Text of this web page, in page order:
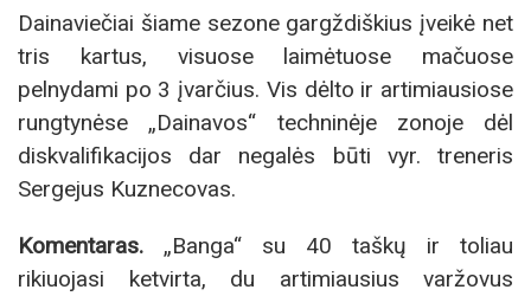
Dainaviečiai šiame sezone gargždiškius įveikė net
tris kartus, visuose laimėtuose mačuose
pelnydami po 3 įvarčius. Vis dėlto ir artimiausiose
rungtynėse „Dainavos“ techninėje zonoje dėl
diskvalifikacijos dar negalės būti vyr. treneris
Sergejus Kuznecovas.
Komentaras. „Banga“ su 40 taškų ir toliau
rikiuojasi ketvirta, du artimiausius varžovus